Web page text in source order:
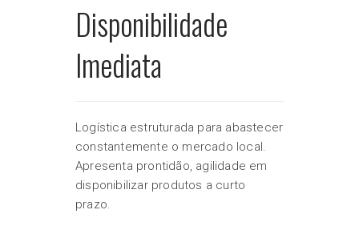
Disponibilidade
Imediata
Logística estruturada para abastecer
constantemente o mercado local.
Apresenta prontidão, agilidade em
disponibilizar produtos a curto
prazo.